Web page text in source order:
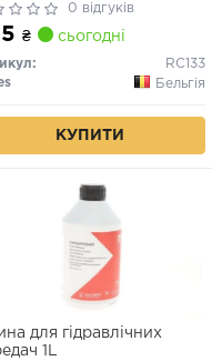
0 відгуків
₴ сьогодні
RC133
Бельгія
КУПИТИ
для гідравлічних
1L